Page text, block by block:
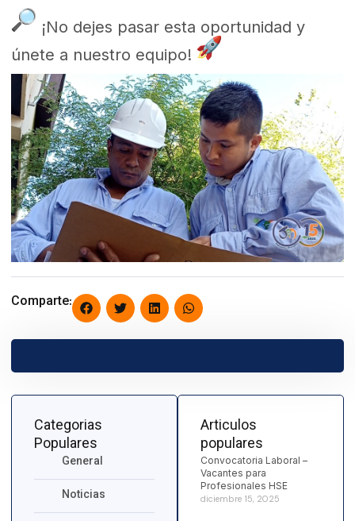
¡No dejes pasar esta oportunidad y
únete a nuestro equipo!
Comparte:
Categorias
Populares
General
Noticias
Articulos
populares
Convocatoria Laboral –
Vacantes para
Profesionales HSE
diciembre 15, 2025